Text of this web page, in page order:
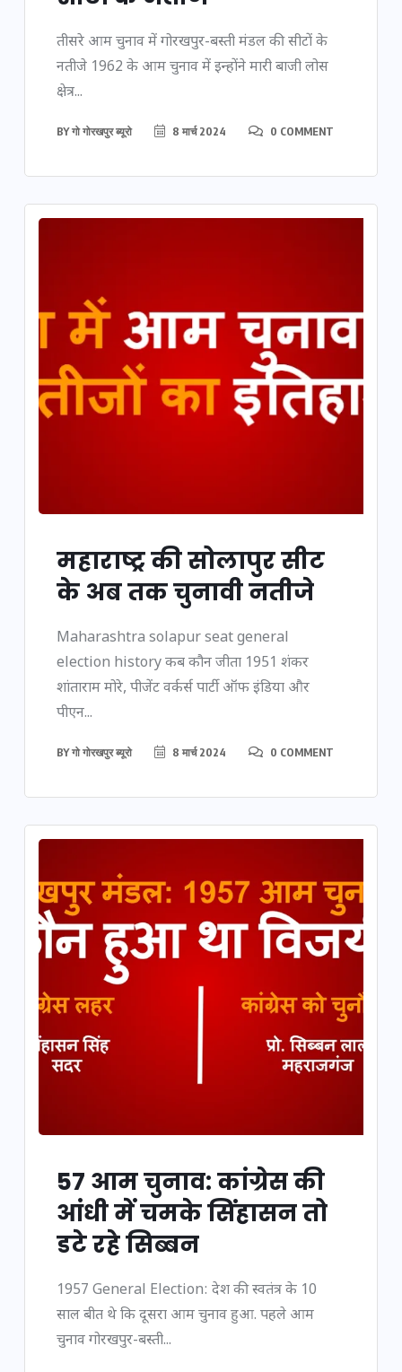
तीसरे आम चुनाव में गोरखपुर-बस्ती मंडल की सीटों के
नतीजे 1962 के आम चुनाव में इन्होंने मारी बाजी लोस
क्षेत्र...
BYगो गोरखपुर ब्यूरो 8 मार्च 2024 0 COMMENT
महाराष्ट्र की सोलापुर सीट
के अब तक चुनावी नतीजे
Maharashtra solapur seat general
election history कब कौन जीता 1951 शंकर
शांताराम मोरे, पीजेंट वर्कर्स पार्टी ऑफ इंडिया और
पीएन...
BYगो गोरखपुर ब्यूरो 8 मार्च 2024 0 COMMENT
57 आम चुनाव: कांग्रेस की
आंधी में चमके सिंहासन तो ​
डटे रहे सिब्बन
1957 General Election: देश की स्वतंत्र के 10
साल बीत थे कि दूसरा आम चुनाव हुआ. पहले आम
चुनाव गोरखपुर-बस्ती...